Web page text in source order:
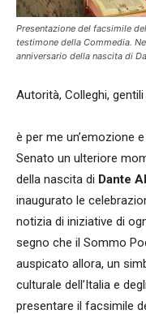
Presentazione del facsimile
testimone della Commedia.
anniversario della nascita di
Autorità, Colleghi,
è per me un’emozione
Senato un ulteriore
della nascita di Dante
inaugurato le
notizia di iniziative di
segno che il Sommo
auspicato allora, un
culturale dell’Italia e
presentare il facsimile